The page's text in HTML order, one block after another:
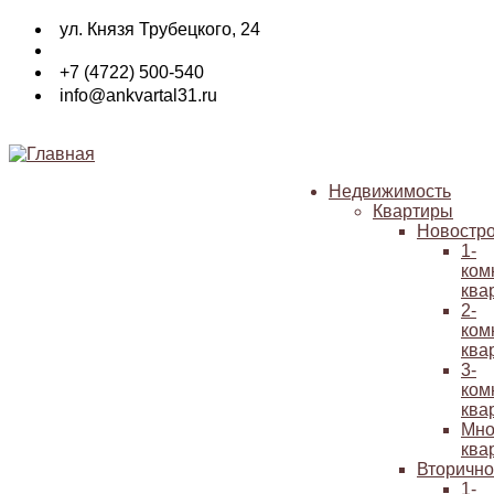
Перейти
основному
содержанию
ул. Князя Трубецкого, 24
+7 (4722) 500-540
info@ankvartal31.ru
Основная
навигация
Недвижимость
Квартиры
1-
2-
3-
1-